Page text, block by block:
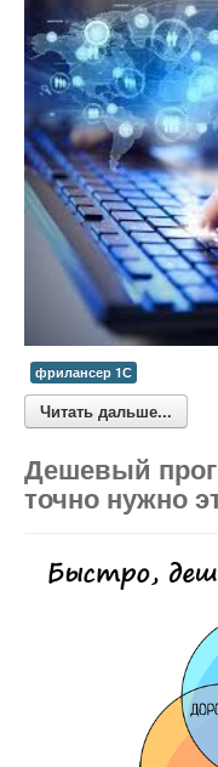
фрилансер 1С
Читать дальше...
Дешевый
точно нужно